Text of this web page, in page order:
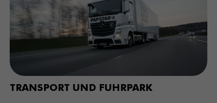
TRANSPORT UND FUHRPARK